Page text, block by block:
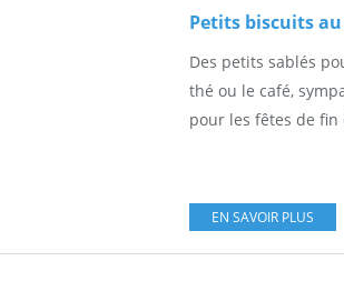
Petits biscuits
Des petits sablés
thé ou le café,
pour les fêtes de fin
EN SAVOIR PLUS